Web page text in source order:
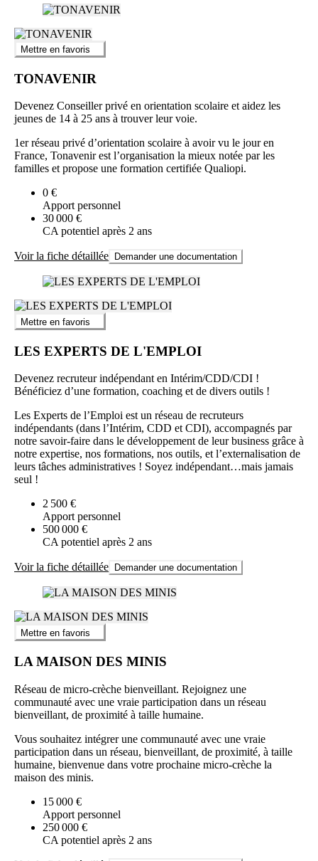
Mettre en favoris
TONAVENIR
Devenez Conseiller privé en orientation scolaire et aidez les
jeunes de 14 à 25 ans à trouver leur voie.
1er réseau privé d’orientation scolaire à avoir vu le jour en
France, Tonavenir est l’organisation la mieux notée par les
familles et propose une formation certifiée Qualiopi.
0 €
Apport personnel
30 000 €
CA potentiel après 2 ans
Voir la fiche détaillée Demander une documentation
Mettre en favoris
LES EXPERTS DE L'EMPLOI
Devenez recruteur indépendant en Intérim/CDD/CDI !
Bénéficiez d’une formation, coaching et de divers outils !
Les Experts de l’Emploi est un réseau de recruteurs
indépendants (dans l’Intérim, CDD et CDI), accompagnés par
notre savoir-faire dans le développement de leur business grâce à
notre expertise, nos formations, nos outils, et l’externalisation de
leurs tâches administratives ! Soyez indépendant…mais jamais
seul !
2 500 €
Apport personnel
500 000 €
CA potentiel après 2 ans
Voir la fiche détaillée Demander une documentation
Mettre en favoris
LA MAISON DES MINIS
Réseau de micro-crèche bienveillant. Rejoignez une
communauté avec une vraie participation dans un réseau
bienveillant, de proximité à taille humaine.
Vous souhaitez intégrer une communauté avec une vraie
participation dans un réseau, bienveillant, de proximité, à taille
humaine, bienvenue dans votre prochaine micro-crèche la
maison des minis.
15 000 €
Apport personnel
250 000 €
CA potentiel après 2 ans